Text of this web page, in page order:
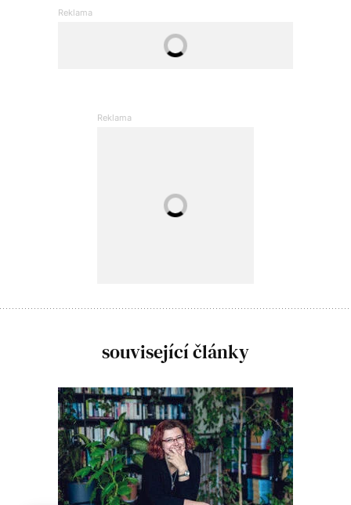
související články